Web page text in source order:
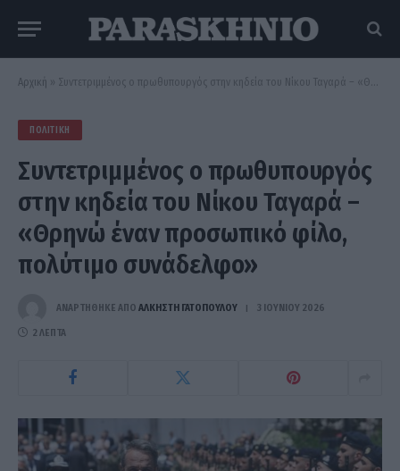
Αρχική » Συντετριμμένος ο πρωθυπουργός στην κηδεία του Νίκου Ταγαρά – «Θρηνώ έναν προσωπικό φίλο, πολύτιμο συνάδελφο»
ΠΟΛΙΤΙΚΉ
Συντετριμμένος ο πρωθυπουργός
στην κηδεία του Νίκου Ταγαρά –
«Θρηνώ έναν προσωπικό φίλο,
πολύτιμο συνάδελφο»
ΑΝΑΡΤΗΘΗΚΕ ΑΠΟ ΆΛΚΗΣΤΗ ΓΑΤΟΠΟΎΛΟΥ 3 ΙΟΥΝΊΟΥ 2026
2 ΛΕΠΤΆ